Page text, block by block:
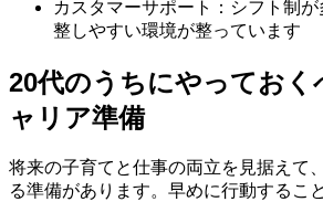
カスタマーサポート：シフト制
整しやすい環境が整っています
20代のうちにやっておく
ャリア準備
将来の子育てと仕事の両立を見据えて
る準備があります。早めに行動するこ